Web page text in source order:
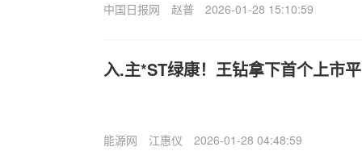
中国日报网 赵普 2026-01-28 15:10:59
入.主*ST绿康！王钻拿下首个上市
能源网 江惠仪 2026-01-28 04:48:59